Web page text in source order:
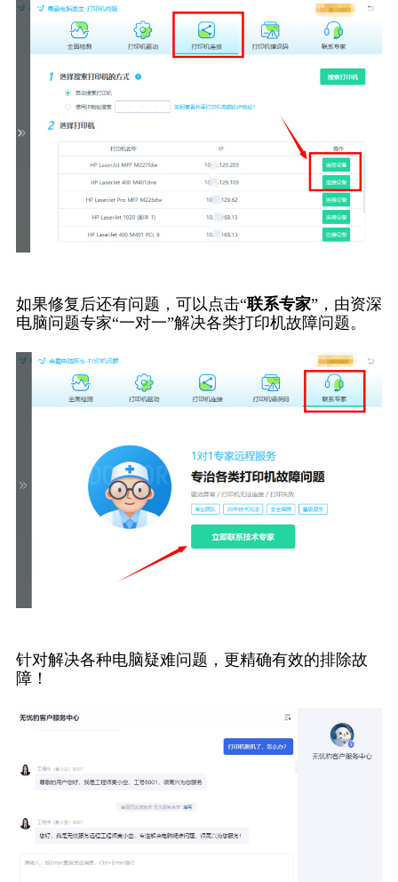
如果修复后还有问题，可以点击“联系专家”，由资深
电脑问题专家“一对一”解决各类打印机故障问题。
针对解决各种电脑疑难问题，更精确有效的排除故
障！